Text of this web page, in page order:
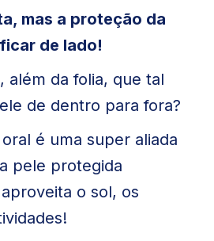
mas a proteção da
de lado!
além da folia, que tal
de dentro para fora?
é uma super aliada
pele protegida
o sol, os